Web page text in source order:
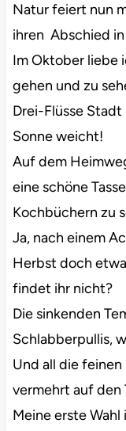
Natur feiert nun
ihren Abschied
Im Oktober liebe
gehen und zu
Drei-Flüsse
Sonne weicht!
Auf dem
eine schöne
Kochbüchern zu
Ja, nach einem
Herbst doch
findet ihr nicht?
Die sinkenden
Schlabberpullis,
Und all die
vermehrt auf den
Meine erste